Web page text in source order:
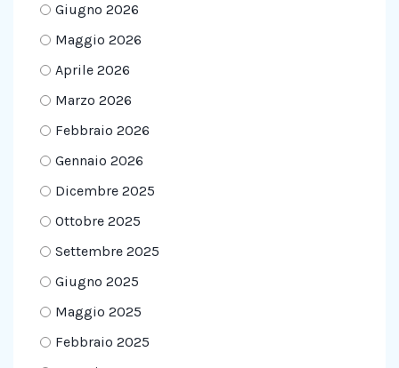
Giugno 2026
Maggio 2026
Aprile 2026
Marzo 2026
Febbraio 2026
Gennaio 2026
Dicembre 2025
Ottobre 2025
Settembre 2025
Giugno 2025
Maggio 2025
Febbraio 2025